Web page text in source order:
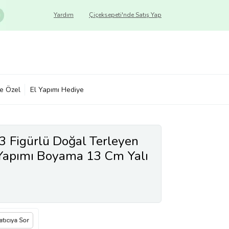
Çiçeksepeti'nde Satış Yap
Yardım
Özel El Yapımı Hediye
Figürlü Doğal Terleyen
Boyama 13 Cm Yalı
Sor